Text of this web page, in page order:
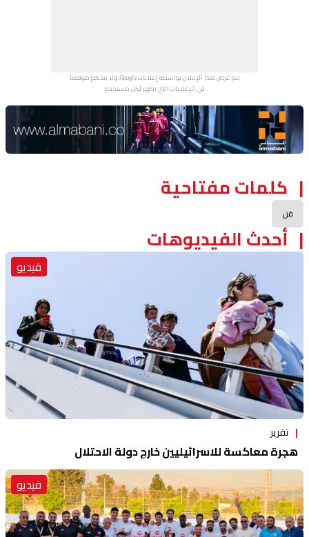
يتم عرض هذا الإعلان بواسطة إعلانات Google، ولا يتحكم موقعنا
في الإعلانات التي تظهر لكل مستخدم.
Advertisement Section
كلمات مفتاحية
فن
أحدث الفيديوهات
فيديو
تقرير
هجرة معاكسة للاسرائيليين خارج دولة الاحتلال
فيديو